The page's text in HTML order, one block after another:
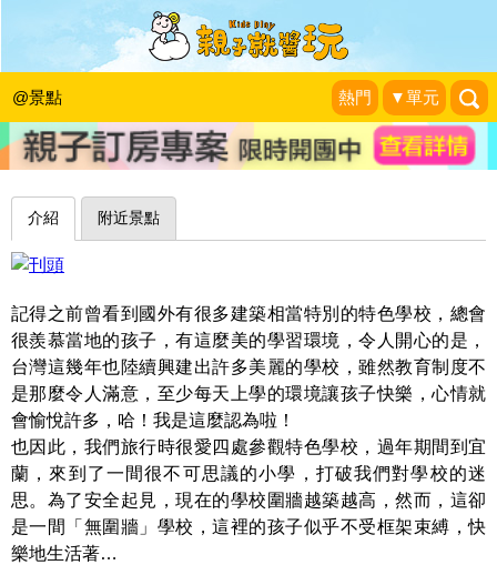
@景點 熱門 ▼單元
遊樂園般的校園，圍繞著繽紛行星～宜
蘭順安國小
1＋1＝3 玩學樂生活|2016-02-13
介紹 附近景點
記得之前曾看到國外有很多建築相當特別的特色學校，總會
很羨慕當地的孩子，有這麼美的學習環境，令人開心的是，
台灣這幾年也陸續興建出許多美麗的學校，雖然教育制度不
是那麼令人滿意，至少每天上學的環境讓孩子快樂，心情就
會愉悅許多，哈！我是這麼認為啦！
也因此，我們旅行時很愛四處參觀特色學校，過年期間到宜
蘭，來到了一間很不可思議的小學，打破我們對學校的迷
思。為了安全起見，現在的學校圍牆越築越高，然而，這卻
是一間「無圍牆」學校，這裡的孩子似乎不受框架束縛，快
樂地生活著…